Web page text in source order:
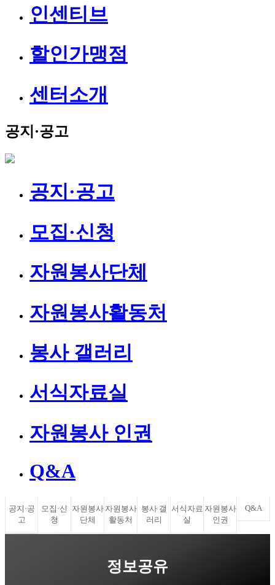
인센티브
할인가맹점
센터소개
공지·공고
공지·공고
모집·신청
자원봉사단체
자원봉사활동처
봉사 갤러리
서식자료실
자원봉사 인권
Q&A
공지·공
고
모집·신
청
자원봉사
단체
자원봉사
활동처
봉사 갤
러리
서식자료
실
자원봉사
인권
Q&A
정보공유